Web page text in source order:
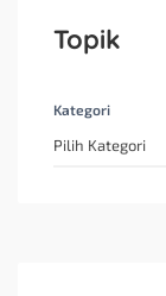
Topik
Kategori